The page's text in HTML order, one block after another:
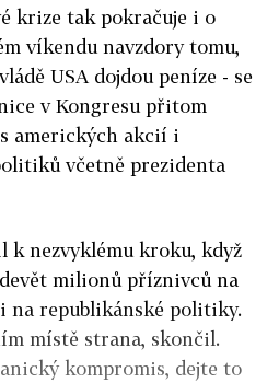
krize tak pokračuje i o
víkendu navzdory tomu,
USA dojdou peníze - se
v Kongresu přitom
amerických akcií i
včetně prezidenta
k nezvyklému kroku, když
milionů příznivců na
na republikánské politiky.
místě strana, skončil.
kompromis, dejte to